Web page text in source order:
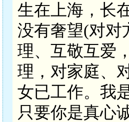
生在上海，长
没有奢望(对对
理、互敬互爱
理，对家庭、
女已工作。我
只要你是真心